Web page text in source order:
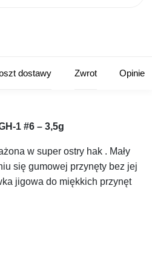
dostawy Zwrot Opinie
1 #6 – 3,5g
w super ostry hak . Mały
się gumowej przynęty bez jej
jigowa do miękkich przynęt